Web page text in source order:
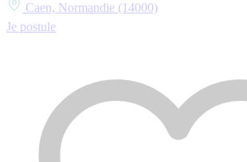
Caen, Normandie (14000)
Je postule